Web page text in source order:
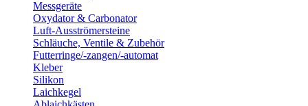
Messgeräte
Oxydator & Carbonator
Luft-Ausströmersteine
Schläuche, Ventile & Zubehör
Futterringe/-zangen/-automat
Kleber
Silikon
Laichkegel